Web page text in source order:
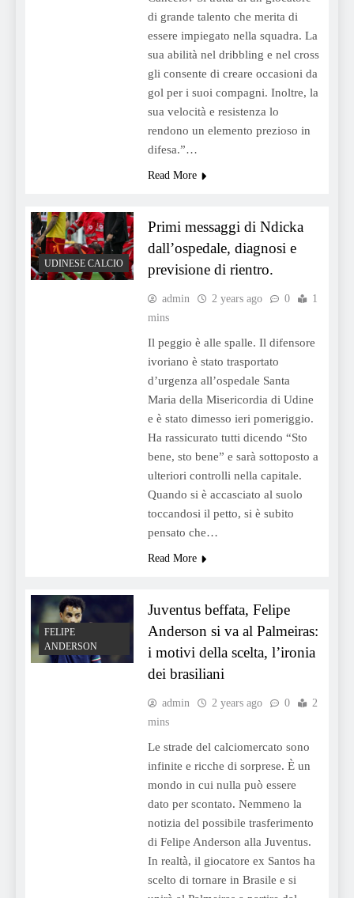
di grande talento che merita di
essere impiegato nella squadra. La
sua abilità nel dribbling e nel cross
gli consente di creare occasioni da
gol per i suoi compagni. Inoltre, la
sua velocità e resistenza lo
rendono un elemento prezioso in
difesa.”…
Read More
UDINESE CALCIO
Primi messaggi di Ndicka
dall’ospedale, diagnosi e
previsione di rientro.
admin 2 years ago 0
1
mins
Il peggio è alle spalle. Il difensore
ivoriano è stato trasportato
d’urgenza all’ospedale Santa
Maria della Misericordia di Udine
e è stato dimesso ieri pomeriggio.
Ha rassicurato tutti dicendo “Sto
bene, sto bene” e sarà sottoposto a
ulteriori controlli nella capitale.
Quando si è accasciato al suolo
toccandosi il petto, si è subito
pensato che…
Read More
FELIPE
ANDERSON
Juventus beffata, Felipe
Anderson si va al Palmeiras:
i motivi della scelta, l’ironia
dei brasiliani
admin 2 years ago 0
2
mins
Le strade del calciomercato sono
infinite e ricche di sorprese. È un
mondo in cui nulla può essere
dato per scontato. Nemmeno la
notizia del possibile trasferimento
di Felipe Anderson alla Juventus.
In realtà, il giocatore ex Santos ha
scelto di tornare in Brasile e si